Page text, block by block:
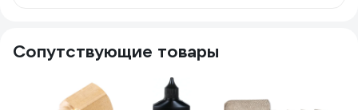
Сопутствующие товары